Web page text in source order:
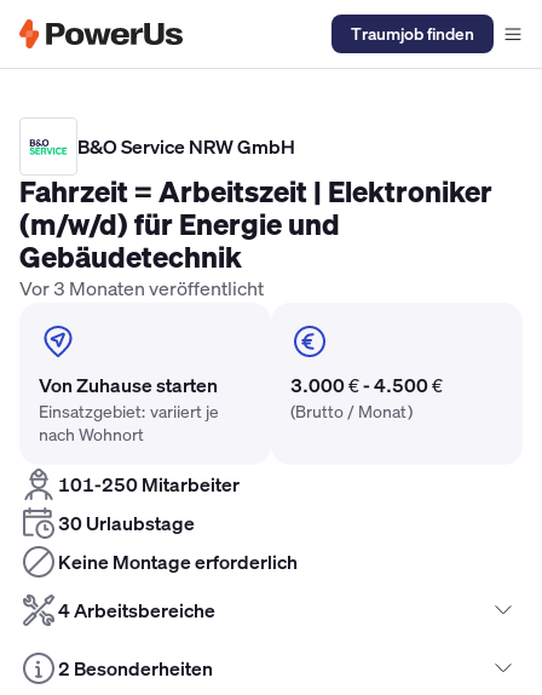
Traumjob finden
B&O Service NRW GmbH
Fahrzeit = Arbeitszeit | Elektroniker
(m/w/d) für Energie und
Gebäudetechnik
Vor 3 Monaten veröffentlicht
Von Zuhause starten
Einsatzgebiet: variiert je
nach Wohnort
3.000 € - 4.500 €
(Brutto / Monat)
101-250 Mitarbeiter
30 Urlaubstage
Keine Montage erforderlich
4 Arbeitsbereiche
2 Besonderheiten